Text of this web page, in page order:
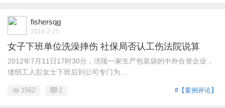
fishersqg
2014-2-25
女子下班单位洗澡摔伤 社保局否认工伤法院说算
2012年7月11日17时30分，涪陵一家生产包装袋的中外合资企业，
缝纫工人彭女士下班后到公司专门为 ...
#【案例评论】
1562 2